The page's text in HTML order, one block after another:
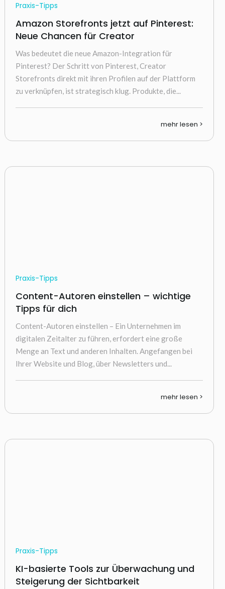
Praxis-Tipps
Amazon Storefronts jetzt auf Pinterest:
Neue Chancen für Creator
Was bedeutet die neue Amazon-Integration für
Pinterest? Der Schritt von Pinterest, Creator
Storefronts direkt mit ihren Profilen auf der Plattform
zu verknüpfen, ist strategisch klug. Produkte, die...
mehr lesen >
Praxis-Tipps
Content-Autoren einstellen – wichtige
Tipps für dich
Content-Autoren einstellen – Ein Unternehmen im
digitalen Zeitalter zu führen, erfordert eine große
Menge an Text und anderen Inhalten. Angefangen bei
Ihrer Website und Blog, über Newsletters und...
mehr lesen >
Praxis-Tipps
KI-basierte Tools zur Überwachung und
Steigerung der Sichtbarkeit